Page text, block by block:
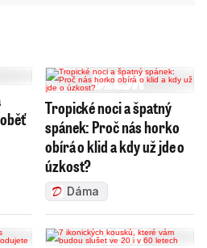
Tropické noci a špatný
spánek: Proč nás horko
obírá o klid a kdy už jde o
úzkost?
Dáma